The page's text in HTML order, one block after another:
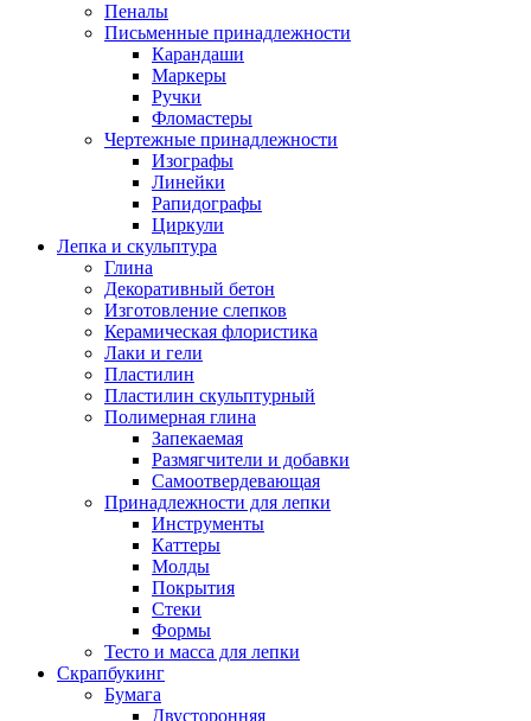
Пеналы
Письменные принадлежности
Карандаши
Маркеры
Ручки
Фломастеры
Чертежные принадлежности
Изографы
Линейки
Рапидографы
Циркули
Лепка и скульптура
Глина
Декоративный бетон
Изготовление слепков
Керамическая флористика
Лаки и гели
Пластилин
Пластилин скульптурный
Полимерная глина
Запекаемая
Размягчители и добавки
Самоотвердевающая
Принадлежности для лепки
Инструменты
Каттеры
Молды
Покрытия
Стеки
Формы
Тесто и масса для лепки
Скрапбукинг
Бумага
Двусторонняя